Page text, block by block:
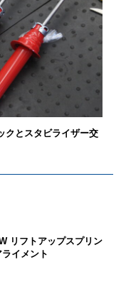
クとスタビライザー交
リフトアップスプリン
イメント